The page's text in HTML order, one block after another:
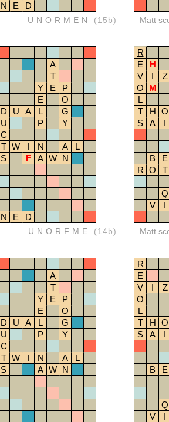
N E D
UNORMEN (15b) Matt
A
T
Y E
P
E
O
D U A L
G
U P
Y
C
T W I N A
L
S F A W N
N E D
UNORFME (14b)
R
E
H
V
I
Z
O
M
L
T
H O
S
A I
B
E
R O T
Q
V
I
Matt
A
T
Y E
P
E
O
D U A L
G
U P
Y
C
T W I N A
L
S A W N
R
E
V
I
Z
O
L
T
H O
S
A I
B E
Q
V
I